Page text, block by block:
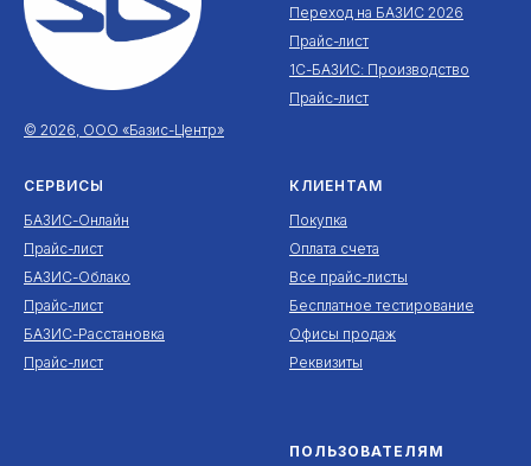
© 2026, ООО «Базис-Центр»
Переход на БАЗИС 2026
Прайс-лист
1С-БАЗИС: Производство
Прайс-лист
СЕРВИСЫ
БАЗИС-Онлайн
Прайс-лист
БАЗИС-Облако
Прайс-лист
БАЗИС-Расстановка
Прайс-лист
КЛИЕНТАМ
Покупка
Оплата счета
Все прайс-листы
Бесплатное тестирование
Офисы продаж
Реквизиты
ПОЛЬЗОВАТЕЛЯМ